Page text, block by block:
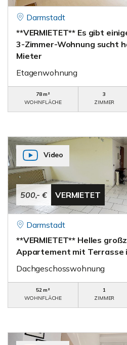
Darmstadt
**VERMIETET** Es gibt
3-Zimmer-Wohnung sucht
Mieter
Etagenwohnung
78 m²
WOHNFLÄCHE
3
ZIMMER
500,- € VERMIETET
Video
Darmstadt
**VERMIETET** Helles
Appartement mit Terrasse
Dachgeschosswohnung
52 m²
WOHNFLÄCHE
1
ZIMMER